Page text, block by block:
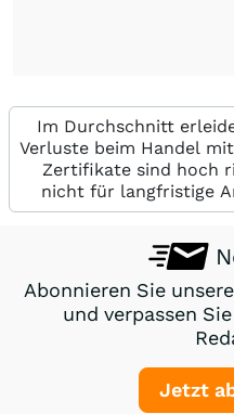
Im Durchschnitt
Verluste beim Handel
Zertifikate sind hoch
nicht für langfristige
Abonnieren Sie
und verpassen
Jetzt